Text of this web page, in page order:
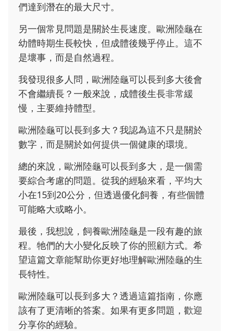
們達到潛在的最大尺寸。
另一個常見問題是關於生長速度。歐洲陸龜在
幼體時期生長較快，但成體後幾乎停止。這不
是壞事，而是自然過程。
我發現很多人問，歐洲陸龜可以長到多大後會
不會繼續長？一般來說，成體後生長非常緩
慢，主要維持體型。
歐洲陸龜可以長到多大？我認為這不只是關於
數字，而是關於如何提供一個健康的環境。
總的來說，歐洲陸龜可以長到多大，是一個需
要綜合考慮的問題。從我的經驗來看，平均大
小在15到20公分，但透過優化飼養，有些個體
可能略大或略小。
最後，我想說，飼養歐洲陸龜是一段有趣的旅
程。牠們的大小變化反映了你的照顧方式。希
望這篇文章能幫助你更好地理解歐洲陸龜的生
長特性。
歐洲陸龜可以長到多大？透過這篇指南，你應
該有了更清晰的答案。如果有更多問題，歡迎
分享你的經驗。